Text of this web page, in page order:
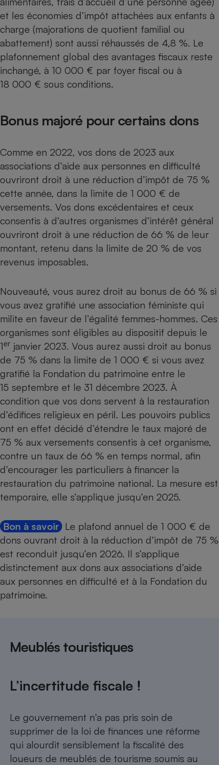
et les économies d’impôt attachées aux enfants à
charge (majorations de quotient familial ou
abattement) sont aussi réhaussés de 4,8 %. Le
plafonnement global des avantages fiscaux reste
inchangé, à 10 000 € par foyer fiscal ou à
18 000 € sous conditions.
Bonus majoré pour certains dons
Comme en 2022, vos dons de 2023 aux
associations d’aide aux personnes en difficulté
ouvriront droit à une réduction d’impôt de 75 %
cette année, dans la limite de 1 000 € de
versements. Vos dons excédentaires et ceux
consentis à d’autres organismes d’intérêt général
ouvriront droit à une réduction de 66 % de leur
montant, retenu dans la limite de 20 % de vos
revenus imposables.
Nouveauté, vous aurez droit au bonus de 66 % si
vous avez gratifié une association féministe qui
milite en faveur de l’égalité femmes-hommes. Ces
organismes sont éligibles au dispositif depuis le
1er janvier 2023. Vous aurez aussi droit au bonus
de 75 % dans la limite de 1 000 € si vous avez
gratifié la Fondation du patrimoine entre le
15 septembre et le 31 décembre 2023. À
condition que vos dons servent à la restauration
d’édifices religieux en péril. Les pouvoirs publics
ont en effet décidé d’étendre le taux majoré de
75 % aux versements consentis à cet organisme,
contre un taux de 66 % en temps normal, afin
d’encourager les particuliers à financer la
restauration du patrimoine national. La mesure est
temporaire, elle s’applique jusqu’en 2025.
Bon à savoir Le plafond annuel de 1 000 € de
dons ouvrant droit à la réduction d’impôt de 75 %
est reconduit jusqu’en 2026. Il s’applique
distinctement aux dons aux associations d’aide
aux personnes en difficulté et à la Fondation du
patrimoine.
Meublés touristiques
L’incertitude fiscale !
Le gouvernement n’a pas pris soin de
supprimer de la loi de finances une réforme
qui alourdit sensiblement la fiscalité des
loueurs de meublés de tourisme soumis au